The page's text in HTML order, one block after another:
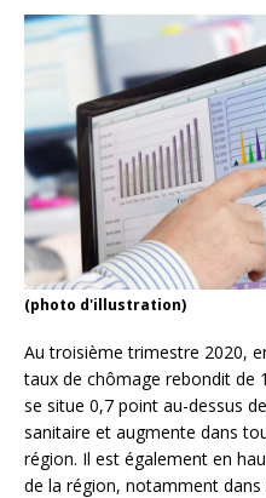
(photo d'illustration)
Au troisième trimestre 2020,
taux de chômage rebondit de
se situe 0,7 point au-dessus
sanitaire et augmente dans
région. Il est également en
de la région, notamment dans